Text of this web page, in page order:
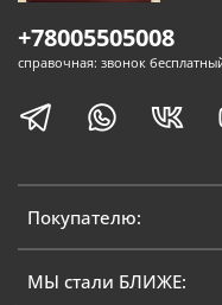
Покупателю:
МЫ стали БЛИЖЕ:
+78005505008
справочная: звонок